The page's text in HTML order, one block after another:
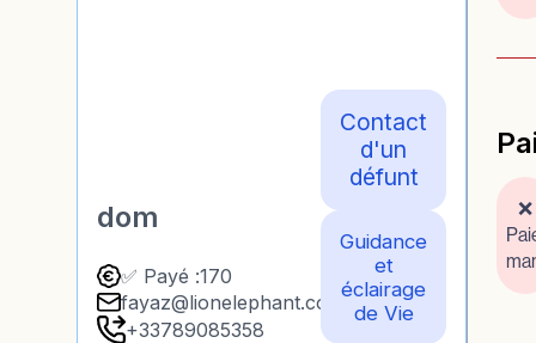
dom
✅ Payé :170
fayaz@lionelephant.com
+33789085358
Contact
d'un
défunt
Guidance
et
éclairage
de Vie
❌